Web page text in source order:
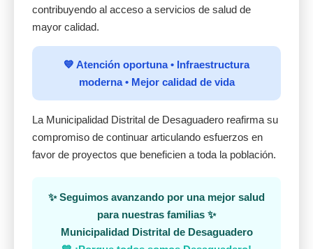
contribuyendo al acceso a servicios de salud de
mayor calidad.
💙 Atención oportuna • Infraestructura
moderna • Mejor calidad de vida
La Municipalidad Distrital de Desaguadero reafirma su
compromiso de continuar articulando esfuerzos en
favor de proyectos que beneficien a toda la población.
✨ Seguimos avanzando por una mejor salud
para nuestras familias ✨
Municipalidad Distrital de Desaguadero